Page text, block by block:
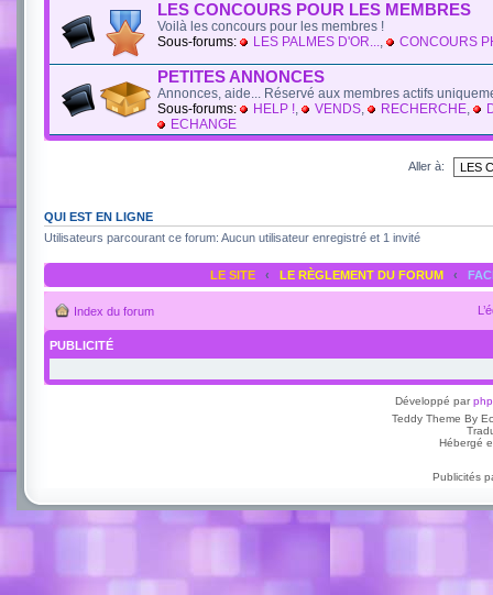
LES CONCOURS POUR LES MEMBRES
Voilà les concours pour les membres !
Sous-forums:
LES PALMES D'OR..., CONCOURS
PETITES ANNONCES
Annonces, aide... Réservé aux membres actifs
Sous-forums:
HELP !, VENDS, RECHERCHE,
ECHANGE
Aller à:
QUI EST EN LIGNE
Utilisateurs parcourant ce forum: Aucun utilisateur enregistré et 1 invité
LE SITE ‹ LE RÈGLEMENT DU FORUM ‹
Index du forum
PUBLICITÉ
Développé par
Teddy Theme By
Hébergé
Publicités